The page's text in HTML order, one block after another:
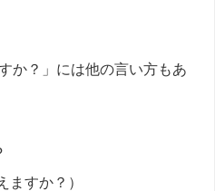
か？」には他の言い方もあ
ますか？）